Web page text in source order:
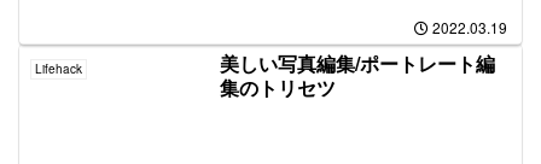
2022.03.19
Lifehack
美しい写真編集/ポートレート編
集のトリセツ